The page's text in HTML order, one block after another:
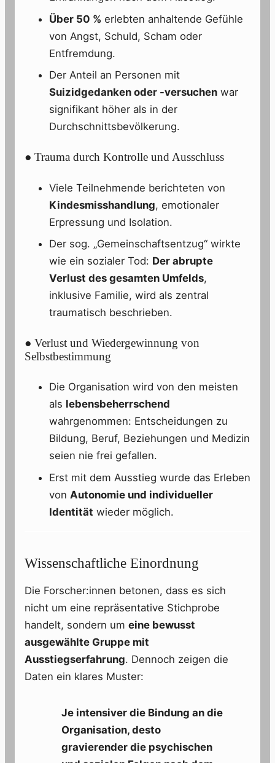
Über 50 % erlebten anhaltende Gefühle
von Angst, Schuld, Scham oder
Entfremdung.
Der Anteil an Personen mit
Suizidgedanken oder -versuchen war
signifikant höher als in der
Durchschnittsbevölkerung.
● Trauma durch Kontrolle und Ausschluss
Viele Teilnehmende berichteten von
Kindesmisshandlung, emotionaler
Erpressung und Isolation.
Der sog. „Gemeinschaftsentzug“ wirkte
wie ein sozialer Tod: Der abrupte
Verlust des gesamten Umfelds,
inklusive Familie, wird als zentral
traumatisch beschrieben.
● Verlust und Wiedergewinnung von
Selbstbestimmung
Die Organisation wird von den meisten
als lebensbeherrschend
wahrgenommen: Entscheidungen zu
Bildung, Beruf, Beziehungen und Medizin
seien nie frei gefallen.
Erst mit dem Ausstieg wurde das Erleben
von Autonomie und individueller
Identität wieder möglich.
Wissenschaftliche Einordnung
Die Forscher:innen betonen, dass es sich
nicht um eine repräsentative Stichprobe
handelt, sondern um eine bewusst
ausgewählte Gruppe mit
Ausstiegserfahrung. Dennoch zeigen die
Daten ein klares Muster:
Je intensiver die Bindung an die
Organisation, desto
gravierender die psychischen